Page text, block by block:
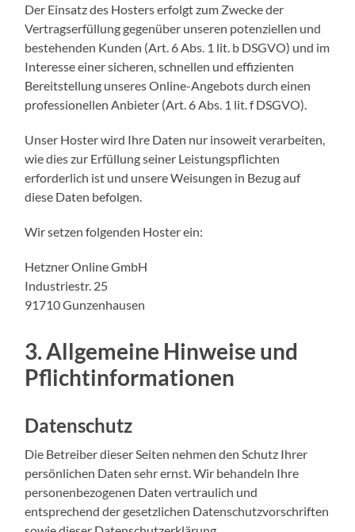
Der Einsatz des Hosters erfolgt zum Zwecke der
Vertragserfüllung gegenüber unseren potenziellen und
bestehenden Kunden (Art. 6 Abs. 1 lit. b DSGVO) und im
Interesse einer sicheren, schnellen und effizienten
Bereitstellung unseres Online-Angebots durch einen
professionellen Anbieter (Art. 6 Abs. 1 lit. f DSGVO).
Unser Hoster wird Ihre Daten nur insoweit verarbeiten,
wie dies zur Erfüllung seiner Leistungspflichten
erforderlich ist und unsere Weisungen in Bezug auf
diese Daten befolgen.
Wir setzen folgenden Hoster ein:
Hetzner Online GmbH
Industriestr. 25
91710 Gunzenhausen
3. Allgemeine Hinweise und
Pflicht­informationen
Datenschutz
Die Betreiber dieser Seiten nehmen den Schutz Ihrer
persönlichen Daten sehr ernst. Wir behandeln Ihre
personenbezogenen Daten vertraulich und
entsprechend der gesetzlichen Datenschutzvorschriften